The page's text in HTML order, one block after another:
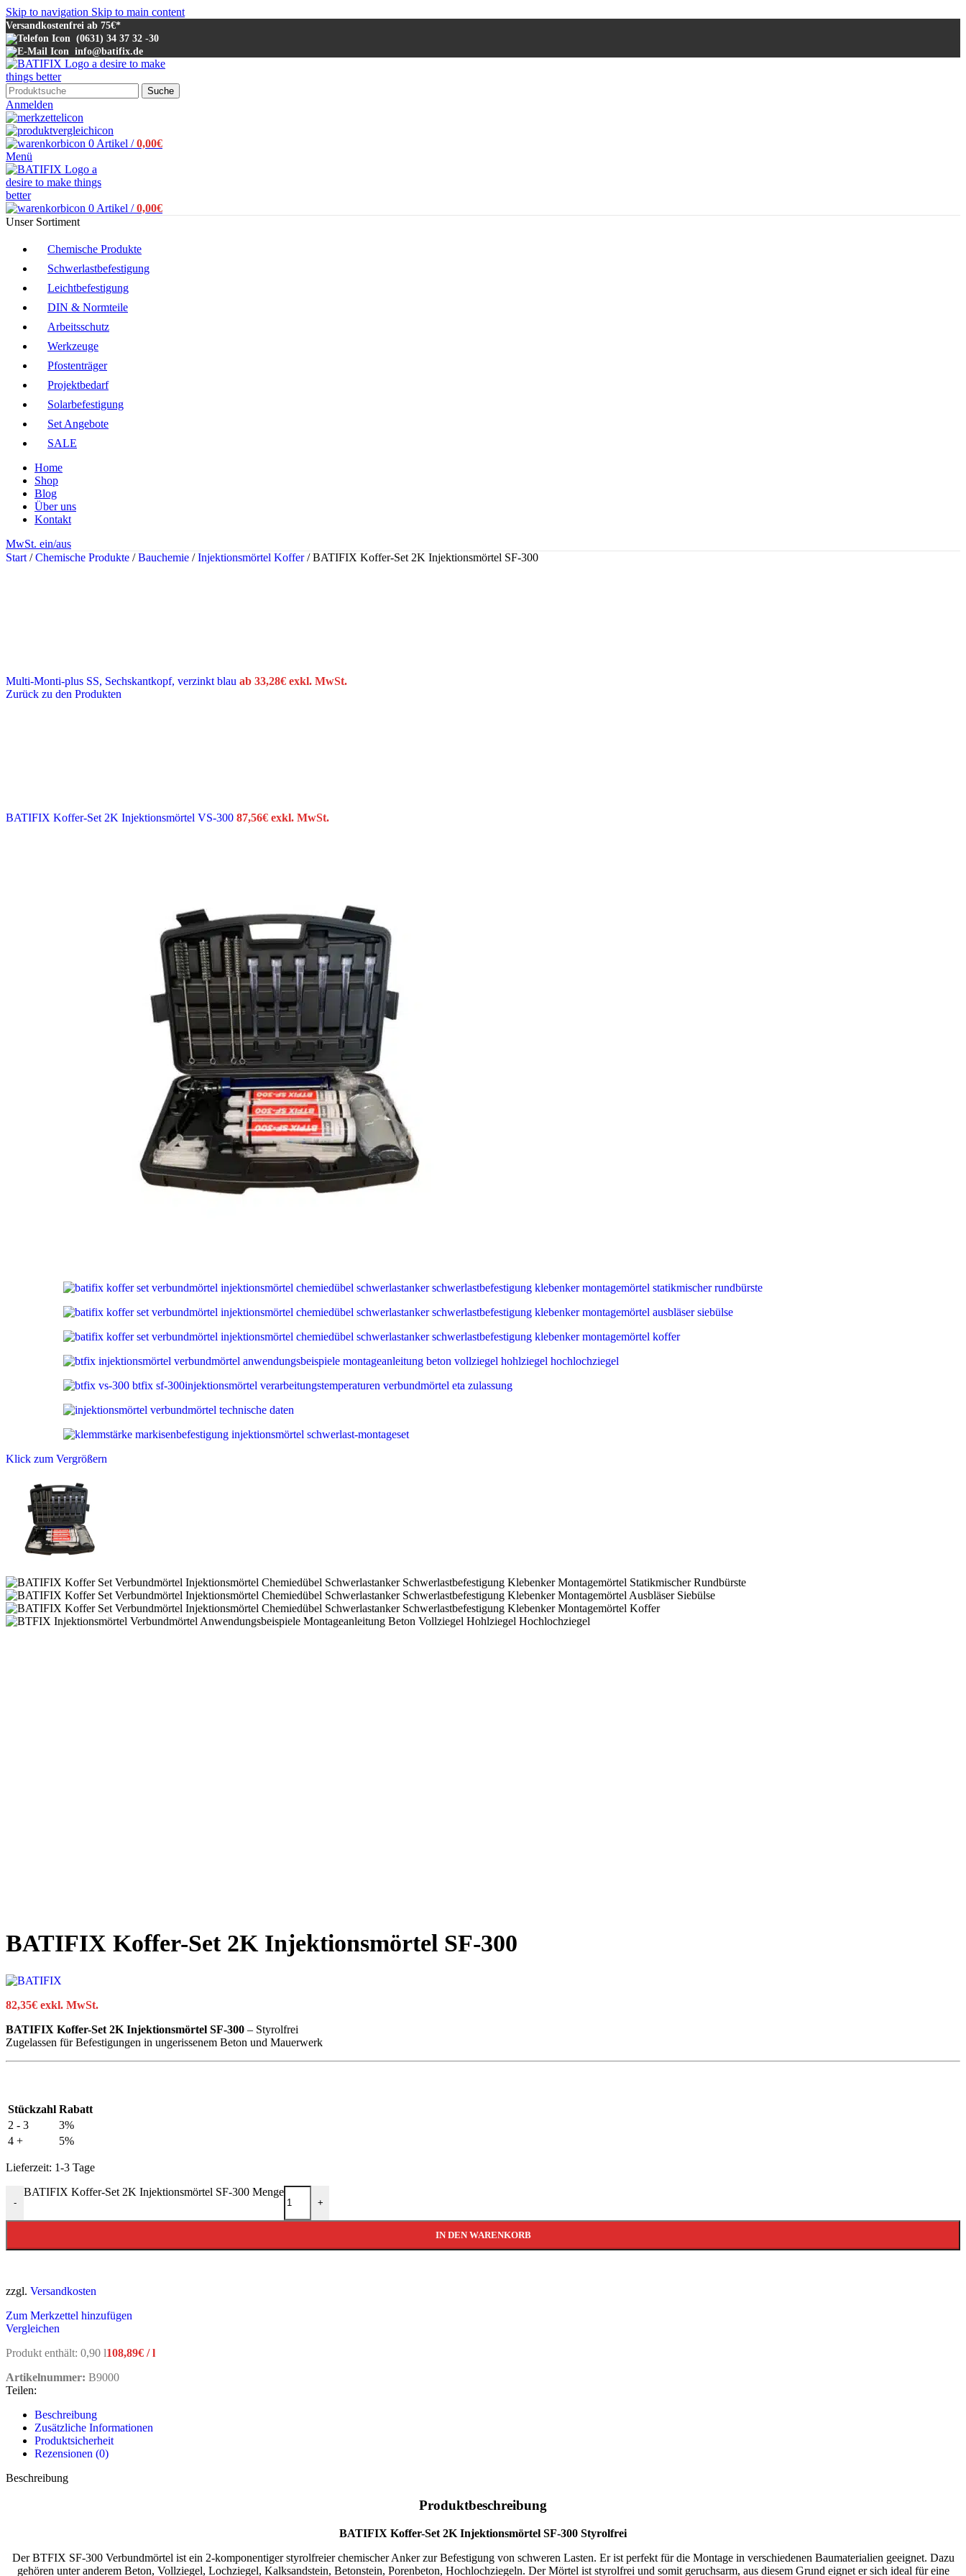
Skip to navigation Skip to main content
Versandkostenfrei ab 75€*
(0631) 34 37 32 -30
info@batifix.de
Suche
Anmelden
0 Artikel / 0,00€
Menü
0 Artikel / 0,00€
Unser Sortiment
Chemische Produkte
Schwerlastbefestigung
Leichtbefestigung
DIN & Normteile
Arbeitsschutz
Werkzeuge
Pfostenträger
Projektbedarf
Solarbefestigung
Set Angebote
SALE
Home
Shop
Blog
Über uns
Kontakt
MwSt. ein/aus
Start / Chemische Produkte / Bauchemie / Injektionsmörtel Koffer/ BATIFIX Koffer-Set 2K Injektionsmörtel SF-300
Multi-Monti-plus SS, Sechskantkopf, verzinkt blau ab 33,28€ exkl. MwSt.
Zurück zu den Produkten
BATIFIX Koffer-Set 2K Injektionsmörtel VS-300 87,56€ exkl. MwSt.
Klick zum Vergrößern
BATIFIX Koffer-Set 2K Injektionsmörtel SF-300
82,35€ exkl. MwSt.
BATIFIX Koffer-Set 2K Injektionsmörtel SF-300 – Styrolfrei
Zugelassen für Befestigungen in ungerissenem Beton und Mauerwerk
Stückzahl Rabatt
2 - 3
3%
4 +
5%
Lieferzeit: 1-3 Tage
-
BATIFIX Koffer-Set 2K Injektionsmörtel SF-300 Menge
+
IN DEN WARENKORB
zzgl. Versandkosten
Zum Merkzettel hinzufügen
Vergleichen
Produkt enthält: 0,90 l108,89€ /l
Artikelnummer: B9000
Teilen:
Beschreibung
Zusätzliche Informationen
Produktsicherheit
Rezensionen (0)
Beschreibung
Produktbeschreibung
BATIFIX Koffer-Set 2K Injektionsmörtel SF-300 Styrolfrei
Der BTFIX SF-300 Verbundmörtel ist ein 2-komponentiger styrolfreier chemischer Anker zur Befestigung von schweren Lasten. Er ist perfekt für die Montage in verschiedenen Baumaterialien geeignet. Dazu
gehören unter anderem Beton, Vollziegel, Lochziegel, Kalksandstein, Betonstein, Porenbeton, Hochlochziegeln. Der Mörtel ist styrolfrei und somit geruchsarm, aus diesem Grund eignet er sich ideal für eine